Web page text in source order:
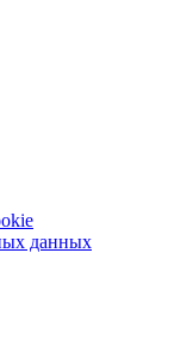
данных